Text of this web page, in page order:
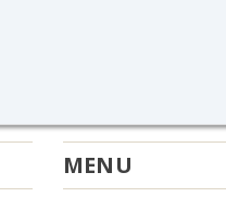
MENU